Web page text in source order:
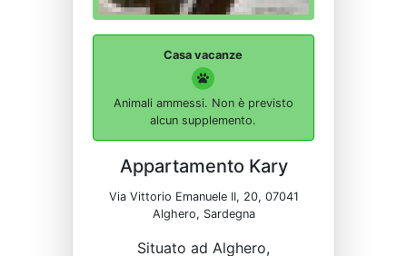
Casa vacanze
Animali ammessi. Non è previsto
alcun supplemento.
Appartamento Kary
Via Vittorio Emanuele II, 20, 07041
Alghero, Sardegna
Situato ad Alghero,